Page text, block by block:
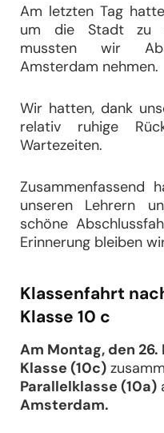
Am letzten Tag
um die Stadt zu
mussten wir
Amsterdam nehmen.
Wir hatten, dank
relativ ruhige
Wartezeiten.
Zusammenfassend
unseren Lehrern
schöne
Erinnerung bleiben
Klassenfahrt
Klasse 10 c
Am Montag, den 26.
Klasse (10c)
Parallelklasse (10a)
Amsterdam.